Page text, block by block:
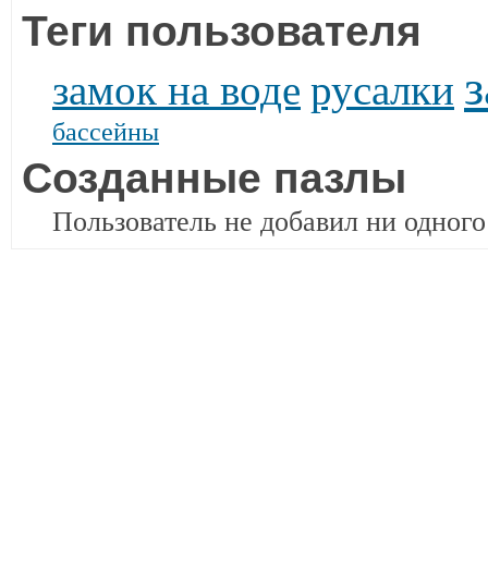
Теги пользователя
замок на воде русалки
бассейны
Созданные пазлы
Пользователь не добавил ни